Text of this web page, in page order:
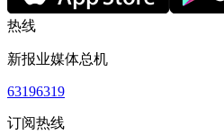
热线
新报业媒体总机
63196319
订阅热线